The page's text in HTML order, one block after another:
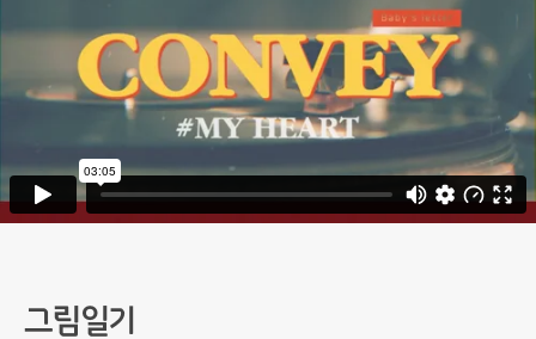
그림일기